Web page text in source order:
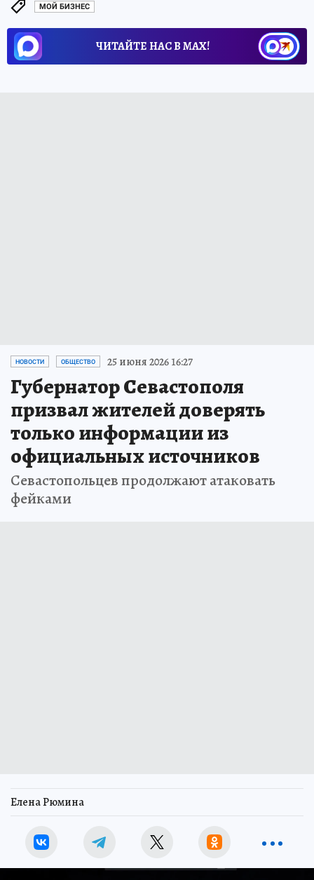
МОЙ БИЗНЕС
ЧИТАЙТЕ НАС В МАХ!
НОВОСТИ ОБЩЕСТВО 25 июня 2026 16:27
Губернатор Севастополя
призвал жителей доверять
только информации из
официальных источников
Севастопольцев продолжают атаковать
фейками
Елена Рюмина